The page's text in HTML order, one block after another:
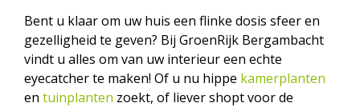
Bent u klaar om uw huis een flinke dosis sfeer en
gezelligheid te geven? Bij GroenRijk Bergambacht
vindt u alles om van uw interieur een echte
eyecatcher te maken! Of u nu hippe kamerplanten
en tuinplanten zoekt, of liever shopt voor de